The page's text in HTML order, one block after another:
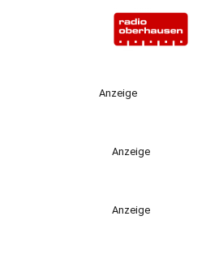
Anzeige
Anzeige
Anzeige